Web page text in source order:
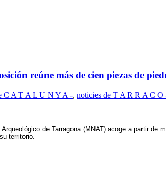
reúne más de cien piezas de
C A T A L U N Y A -, noticies de T A R R A C O
de Tarragona (MNAT) acoge a partir
territorio.